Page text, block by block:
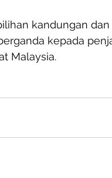
kandungan
kepada
Malaysia.